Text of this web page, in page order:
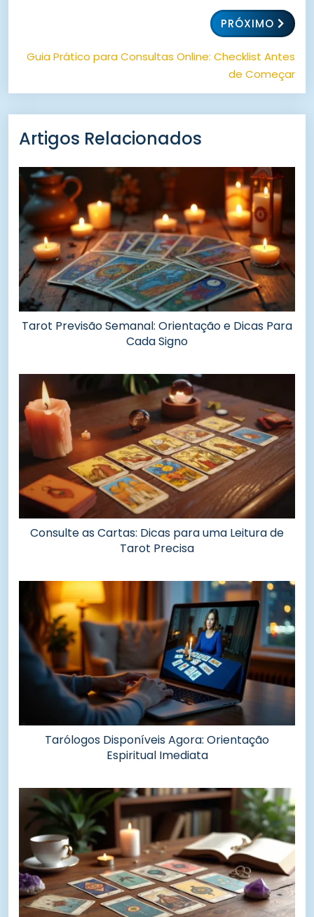
PRÓXIMO
Guia Prático para Consultas Online: Checklist Antes
de Começar
Artigos Relacionados
Tarot Previsão Semanal: Orientação e Dicas Para
Cada Signo
Consulte as Cartas: Dicas para uma Leitura de
Tarot Precisa
Tarólogos Disponíveis Agora: Orientação
Espiritual Imediata